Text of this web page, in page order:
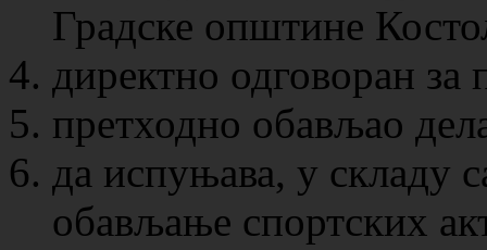
Градске општине
директно одговоран
претходно обављао
да испуњава, у складу
обављање спортских